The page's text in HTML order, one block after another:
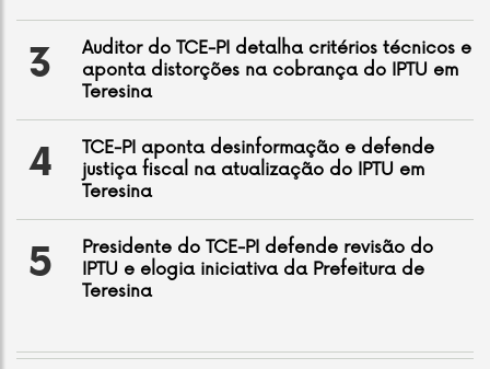
3
Auditor do TCE-PI detalha critérios técnicos e
aponta distorções na cobrança do IPTU em
Teresina
4
TCE-PI aponta desinformação e defende
justiça fiscal na atualização do IPTU em
Teresina
5
Presidente do TCE-PI defende revisão do
IPTU e elogia iniciativa da Prefeitura de
Teresina